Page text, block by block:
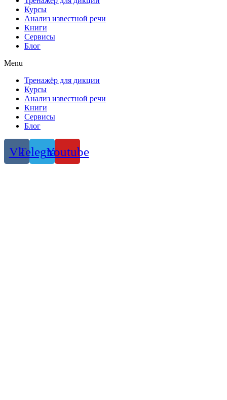
Курсы
Анализ известной речи
Книги
Сервисы
Блог
Menu
Тренажёр для дикции
Курсы
Анализ известной речи
Книги
Сервисы
Блог
VkTelegramYoutube